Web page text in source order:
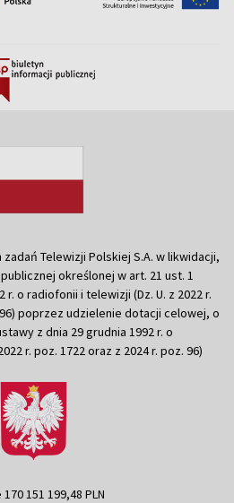
Telewizji Polskiej S.A. w likwidacji,
określonej w art. 21 ust. 1
r. o radiofonii i telewizji (Dz. U. z 2022 r.
poprzez udzielenie dotacji celowej, o
z dnia 29 grudnia 1992 r. o
r. poz. 1722 oraz z 2024 r. poz. 96)
151 199,48 PLN